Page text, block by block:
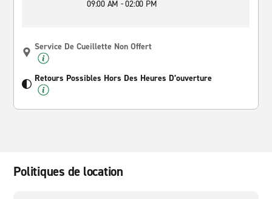
09:00 AM - 02:00 PM
Service De Cueillette Non Offert
Retours Possibles Hors Des Heures D’ouverture
Politiques de location